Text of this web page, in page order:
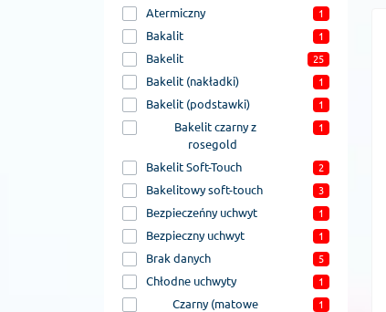
Atermiczny 1
Bakalit 1
Bakelit 25
Bakelit (nakładki) 1
Bakelit (podstawki) 1
Bakelit czarny z
rosegold
1
Bakelit Soft-Touch 2
Bakelitowy soft-touch 3
Bezpieczeńny uchwyt 1
Bezpieczny uchwyt 1
Brak danych 5
Chłodne uchwyty 1
Czarny (matowe
1